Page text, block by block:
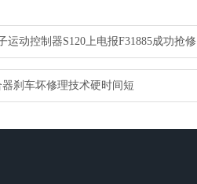
运动控制器S120上电报F31885成功抢修
刹车坏修理技术硬时间短